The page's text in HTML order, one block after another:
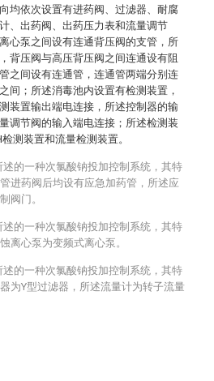
均依次设置有进药阀、过滤器、耐腐
、出药阀、出药压力表和流量调节
心泵之间设有连通背压阀的支管，所
背压阀与高压背压阀之间连通设有阻
之间设有连通管，连通管两端分别连
间；所述消毒池内设置有检测装置，
装置输出端电连接，所述控制器的输
调节阀的输入端电连接；所述检测装
测装置和流量检测装置。
的一种次氯酸钠投加控制系统，其特
进药阀后均设有应急加药管，所述应
阀门。
的一种次氯酸钠投加控制系统，其特
离心泵为变频式离心泵。
述的一种次氯酸钠投加控制系统，其特
为Y型过滤器，所述流量计为转子流量